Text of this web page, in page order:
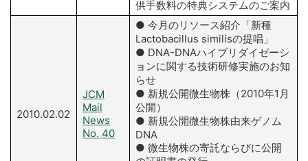
供手数料の特典システムのご案内
2010.02.02
JCM
Mail
News
No. 40
● 今月のリソース紹介「新種
Lactobacillus similisの提唱」
● DNA-DNAハイブリダイゼーシ
ョンに関する技術研修実施のお知
らせ
● 新規公開微生物株（2010年1月
公開）
● 新規公開微生物株由来ゲノム
DNA
● 微生物株の寄託ならびに公開